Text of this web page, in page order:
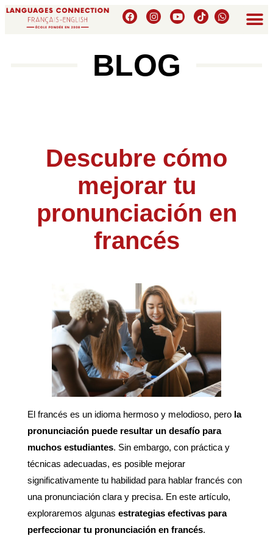
BLOG
Descubre cómo
mejorar tu
pronunciación en
francés
El francés es un idioma hermoso y melodioso, pero la
pronunciación puede resultar un desafío para
muchos estudiantes. Sin embargo, con práctica y
técnicas adecuadas, es posible mejorar
significativamente tu habilidad para hablar francés con
una pronunciación clara y precisa. En este artículo,
exploraremos algunas estrategias efectivas para
perfeccionar tu pronunciación en francés.